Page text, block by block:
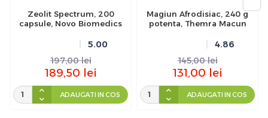
Zeolit Spectrum, 200
capsule, Novo Biomedics
5.00
197,00 lei
189,50 lei
ADAUGATI IN COS
Magiun Afrodisiac, 240 g
potenta, Themra Macun
4.86
145,00 lei
131,00 lei
ADAUGATI IN COS